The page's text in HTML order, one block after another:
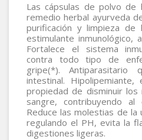
Las cápsulas de polvo de
remedio herbal ayurveda
purificación y limpieza
estimulante inmunológico,
Fortalece el sistema
contra todo tipo de
gripe(*).
intestinal.
propiedad de disminuir
sangre, contribuyendo
Reduce las molestias de la
regulando el PH, evita la
digestiones ligeras.